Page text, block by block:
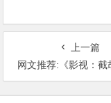
上一篇
网文推荐:《影视：截胡贝微微，奖励百吨黄金》 作者:夏末微凉 1-
文